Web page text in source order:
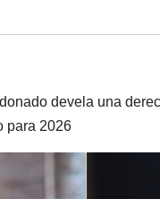
devela una
para 2026